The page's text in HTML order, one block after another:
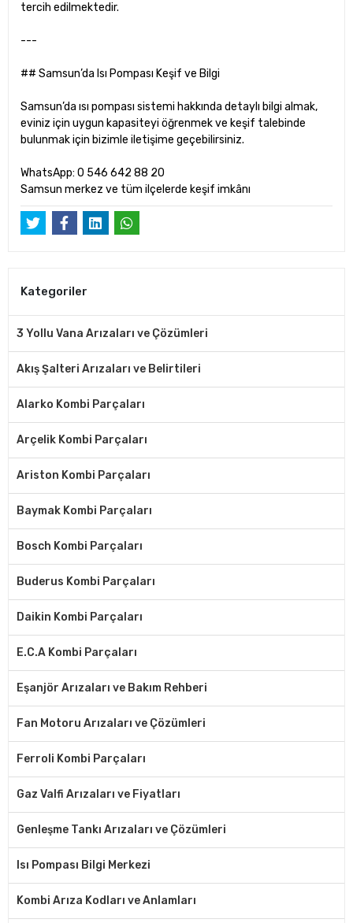
tercih edilmektedir.
---
## Samsun’da Isı Pompası Keşif ve Bilgi
Samsun’da ısı pompası sistemi hakkında detaylı bilgi almak,
eviniz için uygun kapasiteyi öğrenmek ve keşif talebinde
bulunmak için bizimle iletişime geçebilirsiniz.
WhatsApp: 0 546 642 88 20
Samsun merkez ve tüm ilçelerde keşif imkânı
Kategoriler
3 Yollu Vana Arızaları ve Çözümleri
Akış Şalteri Arızaları ve Belirtileri
Alarko Kombi Parçaları
Arçelik Kombi Parçaları
Ariston Kombi Parçaları
Baymak Kombi Parçaları
Bosch Kombi Parçaları
Buderus Kombi Parçaları
Daikin Kombi Parçaları
E.C.A Kombi Parçaları
Eşanjör Arızaları ve Bakım Rehberi
Fan Motoru Arızaları ve Çözümleri
Ferroli Kombi Parçaları
Gaz Valfi Arızaları ve Fiyatları
Genleşme Tankı Arızaları ve Çözümleri
Isı Pompası Bilgi Merkezi
Kombi Arıza Kodları ve Anlamları